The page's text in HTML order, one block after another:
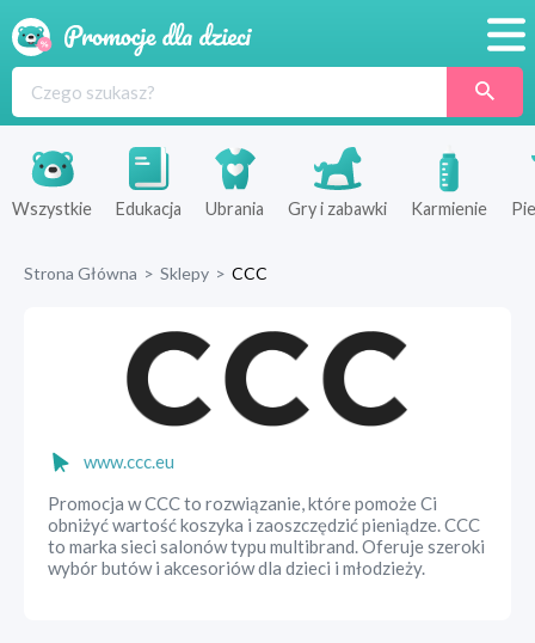
Produkty
Sklepy
Wszystkie Edukacja Ubrania Gry i zabawki Karmienie
Strona Główna > Sklepy > CCC
www.ccc.eu
Promocja w CCC to rozwiązanie, które pomoże Ci
obniżyć wartość koszyka i zaoszczędzić pieniądze. CCC
to marka sieci salonów typu multibrand. Oferuje szeroki
wybór butów i akcesoriów dla dzieci i młodzieży.